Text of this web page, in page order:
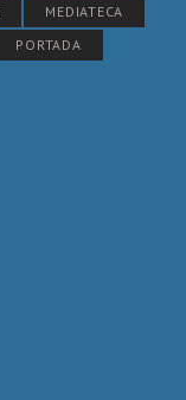
MEDIATECA
PORTADA